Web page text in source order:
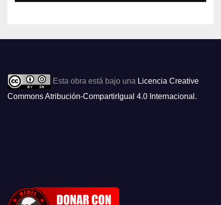
Esta obra está bajo una Licencia Creative
Commons Atribución-CompartirIgual 4.0 Internacional .